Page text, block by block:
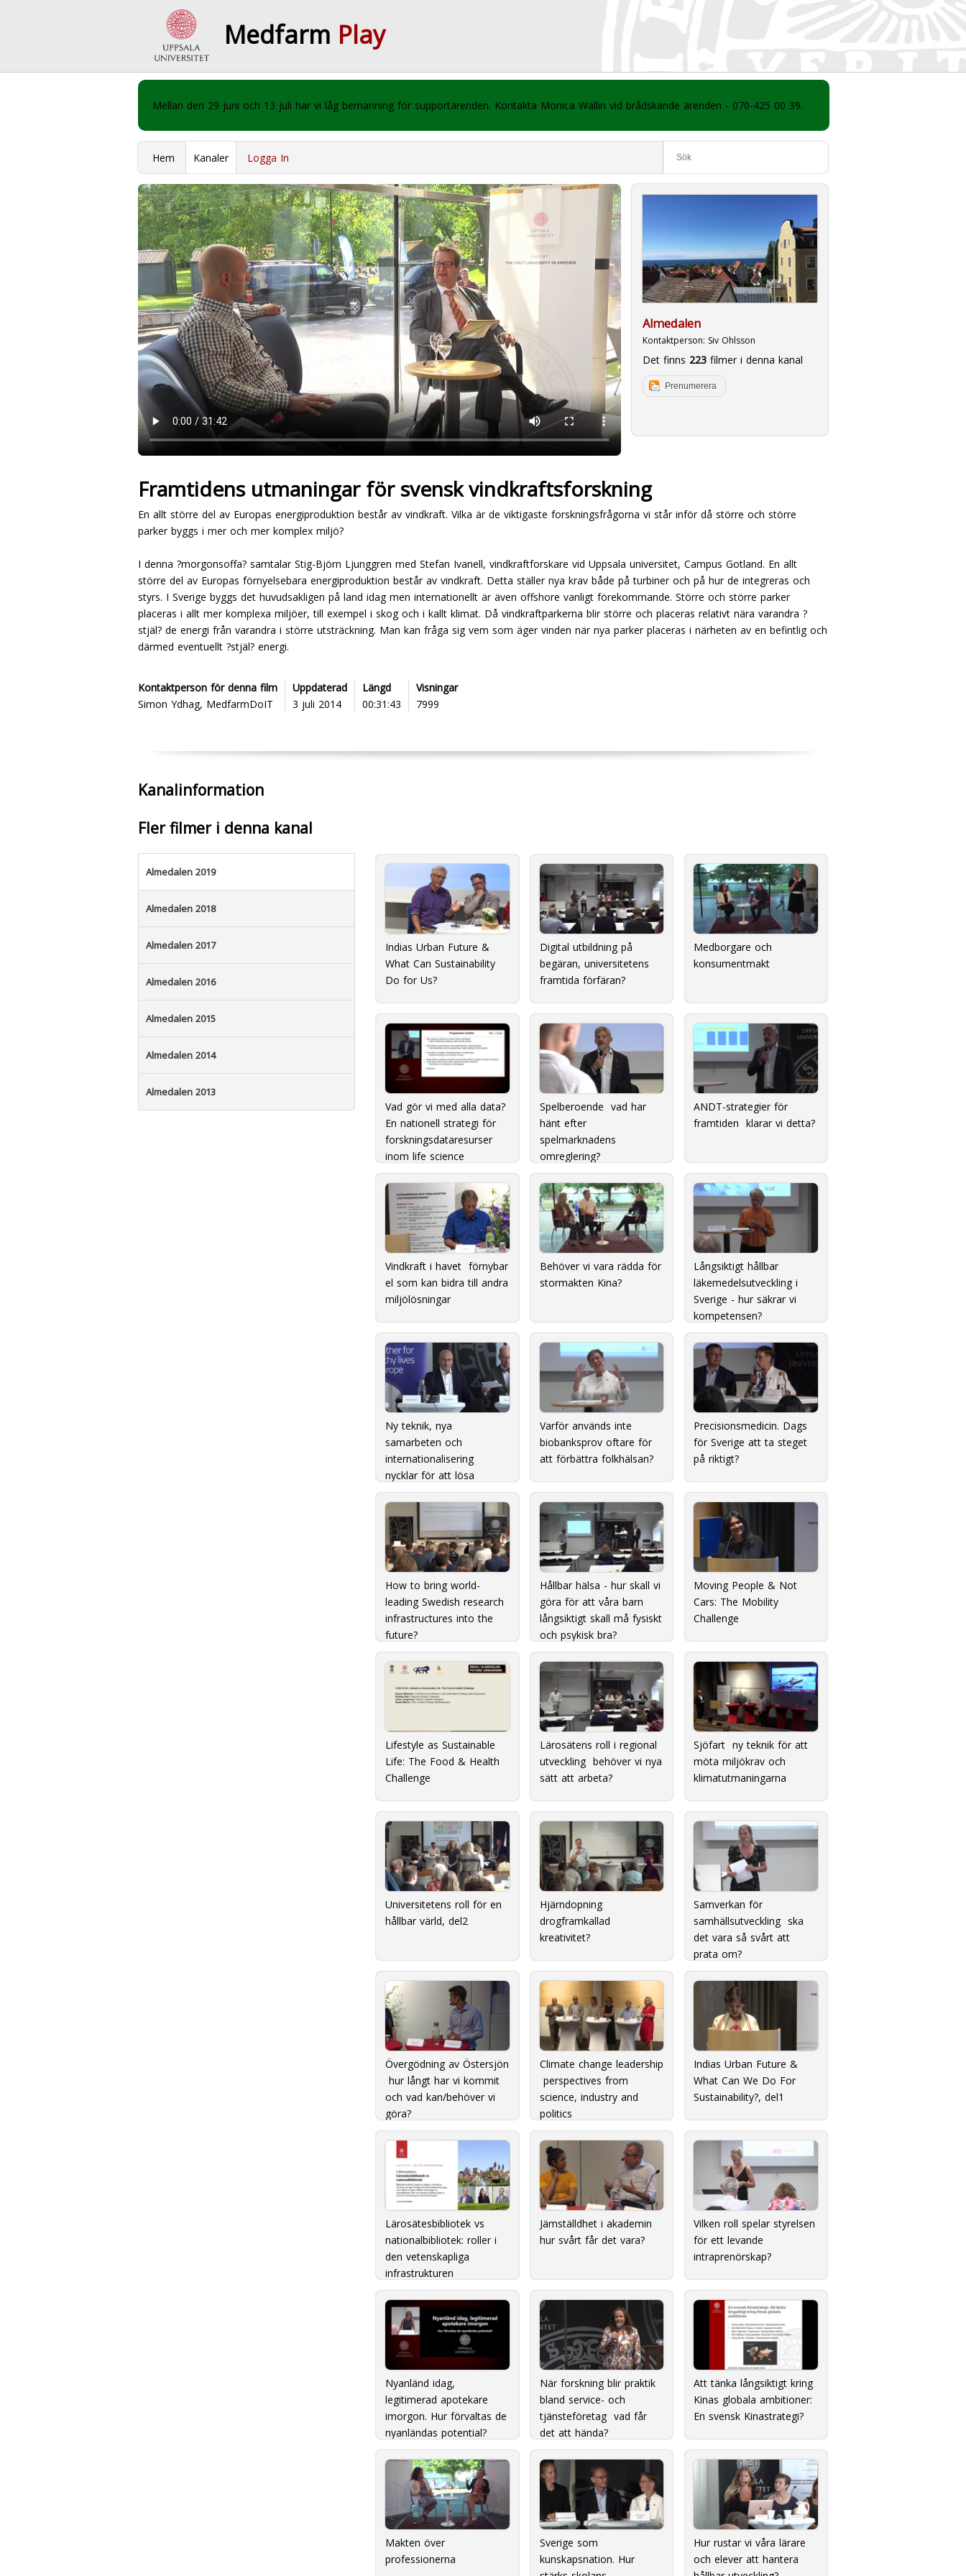
Medfarm Play
Mellan den 29 juni och 13 juli har vi låg bemanning för supportärenden. Kontakta Monica Wallin vid brådskande ärenden - 070-425 00 39.
Hem Kanaler Logga In
Almedalen
Kontaktperson: Siv Ohlsson
Det finns 223filmer i denna kanal
Prenumerera
Framtidens utmaningar för svensk vindkraftsforskning
En allt större del av Europas energiproduktion består av vindkraft. Vilka är de viktigaste forskningsfrågorna vi står inför då större och större
parker byggs i mer och mer komplex miljö?
I denna ?morgonsoffa? samtalar Stig-Björn Ljunggren med Stefan Ivanell, vindkraftforskare vid Uppsala universitet, Campus Gotland. En allt
större del av Europas förnyelsebara energiproduktion består av vindkraft. Detta ställer nya krav både på turbiner och på hur de integreras och
styrs. I Sverige byggs det huvudsakligen på land idag men internationellt är även offshore vanligt förekommande. Större och större parker
placeras i allt mer komplexa miljöer, till exempel i skog och i kallt klimat. Då vindkraftparkerna blir större och placeras relativt nära varandra ?
stjäl? de energi från varandra i större utsträckning. Man kan fråga sig vem som äger vinden när nya parker placeras i närheten av en befintlig och
därmed eventuellt ?stjäl? energi.
Kontaktperson för denna film
Simon Ydhag, MedfarmDoIT
Uppdaterad
3 juli 2014
Längd
00:31:43
Visningar
7999
Kanalinformation
Fler filmer i denna kanal
Almedalen 2019
Almedalen 2018
Almedalen 2017
Almedalen 2016
Almedalen 2015
Almedalen 2014
Almedalen 2013
Indias Urban Future &
What Can Sustainability
Do for Us?
Digital utbildning på
begäran, universitetens
framtida förfäran?
Medborgare och
konsumentmakt
Vad gör vi med alla data?
En nationell strategi för
forskningsdataresurser
inom life science
Spelberoende  vad har
hänt efter
spelmarknadens
omreglering?
ANDT-strategier för
framtiden  klarar vi detta?
Vindkraft i havet  förnybar
el som kan bidra till andra
miljölösningar
Behöver vi vara rädda för
stormakten Kina?
Långsiktigt hållbar
läkemedelsutveckling i
Sverige - hur säkrar vi
kompetensen?
Ny teknik, nya
samarbeten och
internationalisering 
nycklar för att lösa
framtidens utmaningar?
Varför används inte
biobanksprov oftare för
att förbättra folkhälsan?
Precisionsmedicin. Dags
för Sverige att ta steget
på riktigt?
How to bring world-
leading Swedish research
infrastructures into the
future?
Hållbar hälsa - hur skall vi
göra för att våra barn
långsiktigt skall må fysiskt
och psykisk bra?
Moving People & Not
Cars: The Mobility
Challenge
Lifestyle as Sustainable
Life: The Food & Health
Challenge
Lärosätens roll i regional
utveckling  behöver vi nya
sätt att arbeta?
Sjöfart  ny teknik för att
möta miljökrav och
klimatutmaningarna
Universitetens roll för en
hållbar värld, del2
Hjärndopning 
drogframkallad
kreativitet?
Samverkan för
samhällsutveckling  ska
det vara så svårt att
prata om?
Övergödning av Östersjön
 hur långt har vi kommit
och vad kan/behöver vi
göra?
Climate change leadership
 perspectives from
science, industry and
politics
Indias Urban Future &
What Can We Do For
Sustainability?, del1
Lärosätesbibliotek vs
nationalbibliotek: roller i
den vetenskapliga
infrastrukturen
Jämställdhet i akademin 
hur svårt får det vara?
Vilken roll spelar styrelsen
för ett levande
intraprenörskap?
Nyanländ idag,
legitimerad apotekare
imorgon. Hur förvaltas de
nyanländas potential?
När forskning blir praktik
bland service- och
tjänsteföretag  vad får
det att hända?
Att tänka långsiktigt kring
Kinas globala ambitioner:
En svensk Kinastrategi?
Makten över
professionerna
Sverige som
kunskapsnation. Hur
Hur rustar vi våra lärare
och elever att hantera